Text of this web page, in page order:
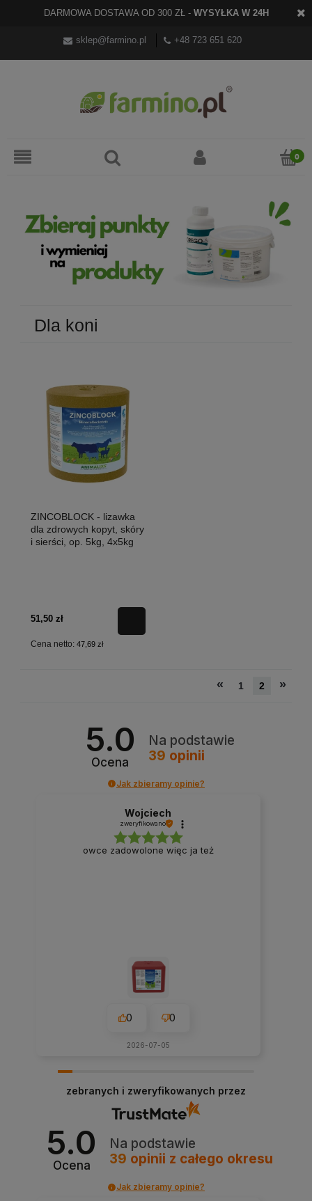
DARMOWA DOSTAWA OD 300 ZŁ - WYSYŁKA W 24H
sklep@farmino.pl +48 723 651 620
Dla koni
ZINCOBLOCK - lizawka
dla zdrowych kopyt, skóry
i sierści, op. 5kg, 4x5kg
51,50 zł
Cena netto: 47,69 zł
« 1 2 »
5.0
Ocena
Na podstawie
39 opinii
Jak zbieramy opinie?
Wojciech
zweryfikowano
owce zadowolone więc ja też
0 0
2026-07-05
zebranych i zweryfikowanych przez
5.0
Ocena
Na podstawie
39 opinii z całego okresu
Jak zbieramy opinie?